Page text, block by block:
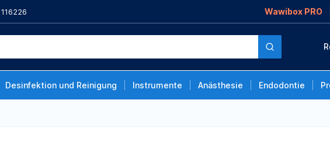
Wawibox PRO
Desinfektion und Reinigung Instrumente Anästhesie Endodontie
1,5 x 120 mm, Packung 50